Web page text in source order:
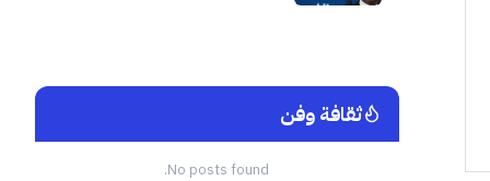
ثقافة وفن
No posts found.